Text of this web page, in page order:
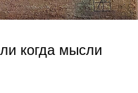
когда мысли